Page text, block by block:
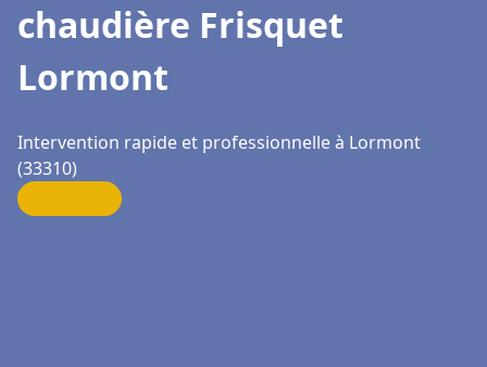
chaudière Frisquet
Lormont
Intervention rapide et professionnelle à Lormont
(33310)